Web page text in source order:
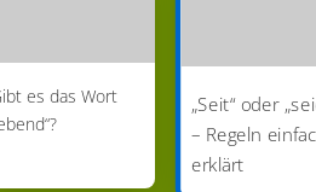
es das Wort
„Seit“ oder
– Regeln
erklärt